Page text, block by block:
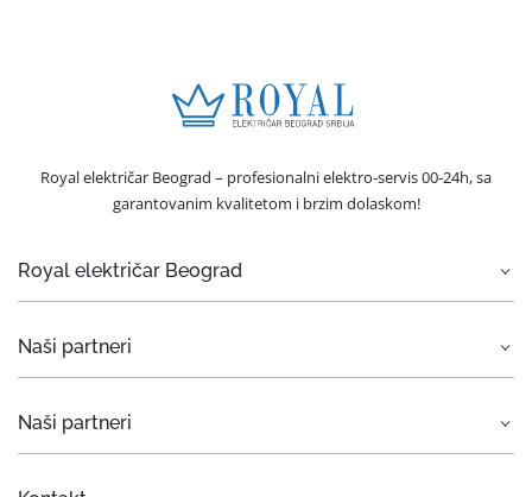
Royal električar Beograd – profesionalni elektro-servis 00-24h, sa
garantovanim kvalitetom i brzim dolaskom!
Royal električar Beograd
Električar Beograd
Servis bele tehnike
Naši partneri
Rent a car Beograd Eurorent
Naši partneri